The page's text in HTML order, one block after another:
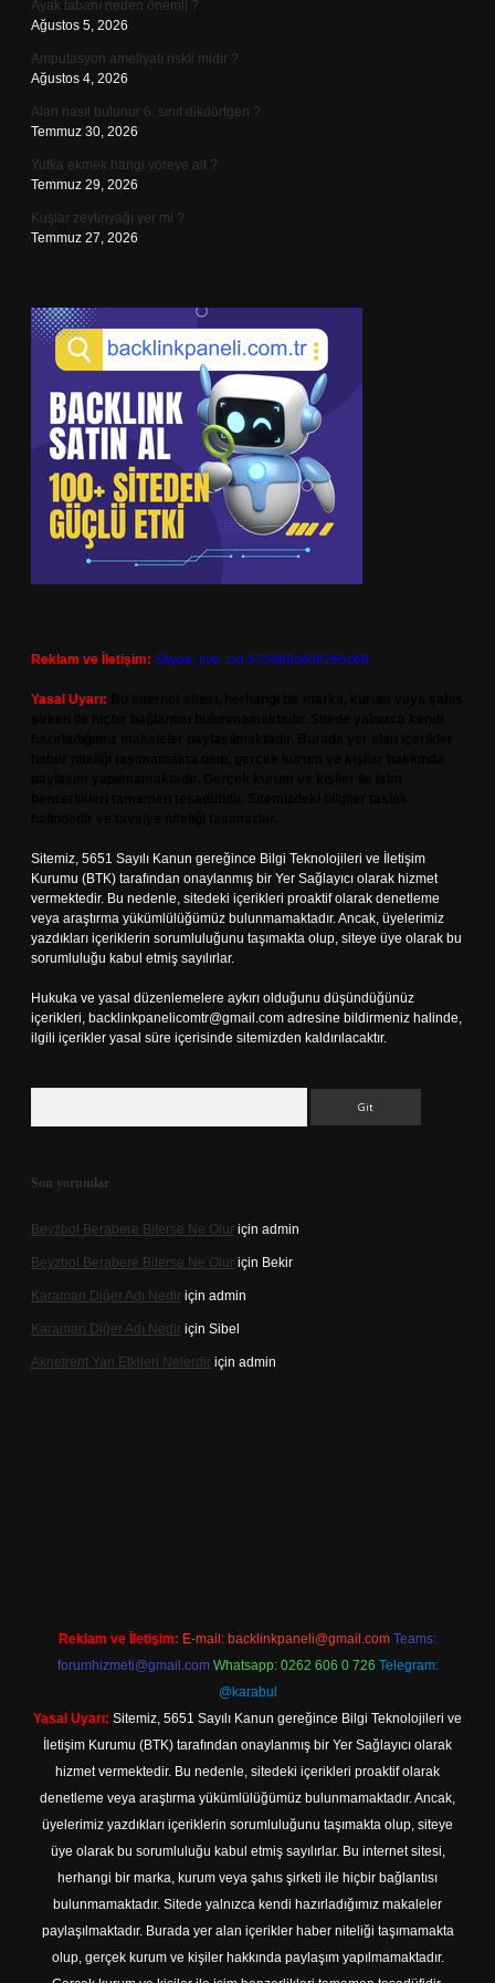
Ayak tabanı neden önemli ?
Ağustos 5, 2026
Amputasyon ameliyatı riskli midir ?
Ağustos 4, 2026
Alan nasıl bulunur 6. sınıf dikdörtgen ?
Temmuz 30, 2026
Yufka ekmek hangi yöreye ait ?
Temmuz 29, 2026
Kuşlar zeytinyağı yer mi ?
Temmuz 27, 2026
Reklam ve İletişim: Skype: live:.cid.575569c608265c69
Yasal Uyarı:
Sitemiz, 5651 Sayılı Kanun gereğince Bilgi Teknolojileri ve İletişim
Kurumu (BTK) tarafından onaylanmış bir Yer Sağlayıcı olarak hizmet
vermektedir. Bu nedenle, sitedeki içerikleri proaktif olarak denetleme
veya araştırma yükümlülüğümüz bulunmamaktadır. Ancak, üyelerimiz
yazdıkları içeriklerin sorumluluğunu taşımakta olup, siteye üye olarak bu
sorumluluğu kabul etmiş sayılırlar.
Hukuka ve yasal düzenlemelere aykırı olduğunu düşündüğünüz
içerikleri, backlinkpanelicomtr@gmail.com adresine bildirmeniz halinde,
ilgili içerikler yasal süre içerisinde sitemizden kaldırılacaktır.
Son yorumlar
Beyzbol Berabere Biterse Ne Olur için admin
Beyzbol Berabere Biterse Ne Olur için Bekir
Karaman Diğer Adı Nedir için admin
Karaman Diğer Adı Nedir için Sibel
Aknetrent Yan Etkileri Nelerdir için admin
Reklam ve İletişim: E-mail: backlinkpaneli@gmail.com Teams:
forumhizmeti@gmail.com Whatsapp: 0262 606 0 726 Telegram:
@karabul
Yasal Uyarı: Sitemiz, 5651 Sayılı Kanun gereğince Bilgi Teknolojileri ve
İletişim Kurumu (BTK) tarafından onaylanmış bir Yer Sağlayıcı olarak
hizmet vermektedir. Bu nedenle, sitedeki içerikleri proaktif olarak
denetleme veya araştırma yükümlülüğümüz bulunmamaktadır. Ancak,
üyelerimiz yazdıkları içeriklerin sorumluluğunu taşımakta olup, siteye
üye olarak bu sorumluluğu kabul etmiş sayılırlar. Bu internet sitesi,
herhangi bir marka, kurum veya şahıs şirketi ile hiçbir bağlantısı
bulunmamaktadır. Sitede yalnızca kendi hazırladığımız makaleler
paylaşılmaktadır. Burada yer alan içerikler haber niteliği taşımamakta
olup, gerçek kurum ve kişiler hakkında paylaşım yapılmamaktadır.